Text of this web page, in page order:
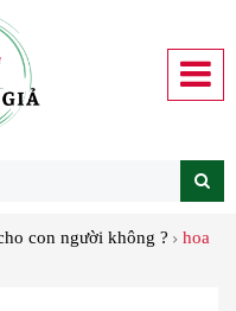
con người không ?
hoa